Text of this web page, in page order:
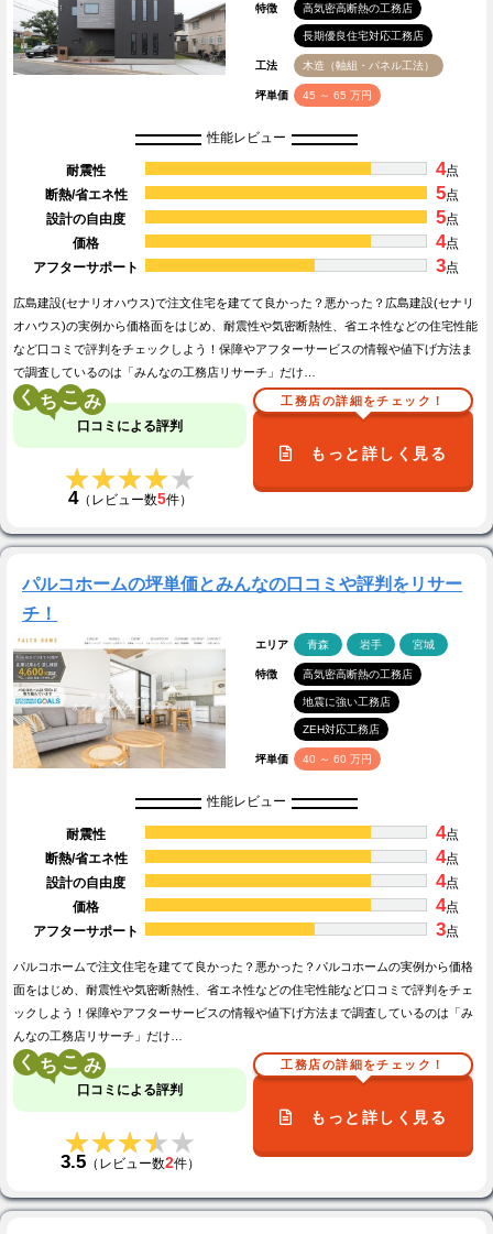
特徴 高気密高断熱の工務店
長期優良住宅対応工務店
工法 木造（軸組・パネル工法）
坪単価 45 ～ 65 万円
性能レビュー
耐震性 4点
断熱/省エネ性
5点
設計の自由度
5点
価格
4点
アフターサポート
3点
広島建設(セナリオハウス)で注文住宅を建てて良かった？悪かった？広島建設(セナリ
オハウス)の実例から価格面をはじめ、耐震性や気密断熱性、省エネ性などの住宅性能
など口コミで評判をチェックしよう！保障やアフターサービスの情報や値下げ方法ま
で調査しているのは「みんなの工務店リサーチ」だけ…
く こ
口コミによる評判
★★★★★
★★★★★
4（レビュー数5件）
工務店の詳細をチェック！
もっと詳しく見る
パルコホームの坪単価とみんなの口コミや評判をリサー
チ！
エリア 青森 岩手 宮城
特徴 高気密高断熱の工務店
地震に強い工務店
ZEH対応工務店
坪単価 40 ～ 60 万円
性能レビュー
耐震性 4点
断熱/省エネ性
4点
設計の自由度
4点
価格
4点
アフターサポート
3点
パルコホームで注文住宅を建てて良かった？悪かった？パルコホームの実例から価格
面をはじめ、耐震性や気密断熱性、省エネ性などの住宅性能など口コミで評判をチェ
ックしよう！保障やアフターサービスの情報や値下げ方法まで調査しているのは「み
んなの工務店リサーチ」だけ…
く こ
口コミによる評判
★★★★★
★★★★★
3.5（レビュー数2件）
工務店の詳細をチェック！
もっと詳しく見る